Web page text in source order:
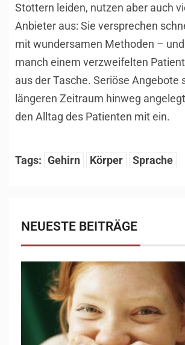
Stottern leiden, nutzen aber auch
Anbieter aus: Sie versprechen
mit wundersamen Methoden –
manch einem verzweifelten
aus der Tasche. Seriöse Angebote
längeren Zeitraum hinweg
den Alltag des Patienten mit ein.
Tags: Gehirn Körper Sprache
NEUESTE BEITRÄGE